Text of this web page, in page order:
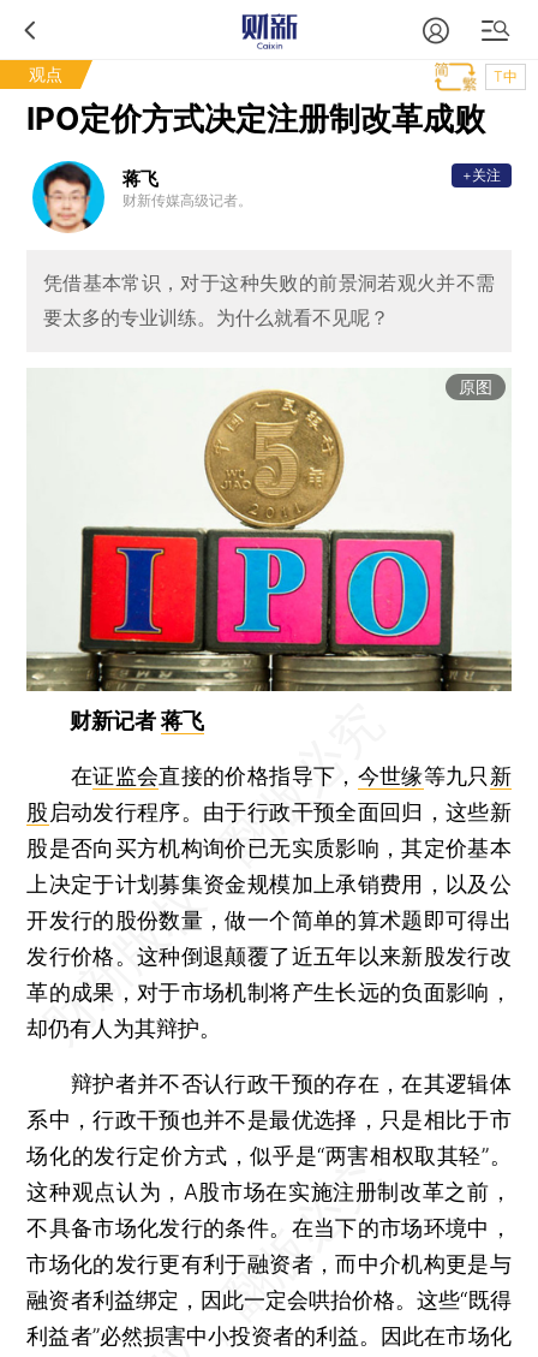
观点 T中
IPO定价方式决定注册制改革成败
蒋飞
财新传媒高级记者。
+关注
凭借基本常识，对于这种失败的前景洞若观火并不需
要太多的专业训练。为什么就看不见呢？
原图
财新记者蒋飞
在证监会直接的价格指导下， 今世缘等九只 新
股 启动发行程序。由于行政干预全面回归，这些新
股是否向买方机构询价已无实质影响，其定价基本
上决定于计划募集资金规模加上承销费用，以及公
开发行的股份数量，做一个简单的算术题即可得出
发行价格。这种倒退颠覆了近五年以来新股发行改
革的成果，对于市场机制将产生长远的负面影响，
却仍有人为其辩护。
辩护者并不否认行政干预的存在，在其逻辑体
系中，行政干预也并不是最优选择，只是相比于市
场化的发行定价方式，似乎是“两害相权取其轻”。
这种观点认为，A股市场在实施注册制改革之前，
不具备市场化发行的条件。在当下的市场环境中，
市场化的发行更有利于融资者，而中介机构更是与
融资者利益绑定，因此一定会哄抬价格。这些“既得
利益者”必然损害中小投资者的利益。因此在市场化